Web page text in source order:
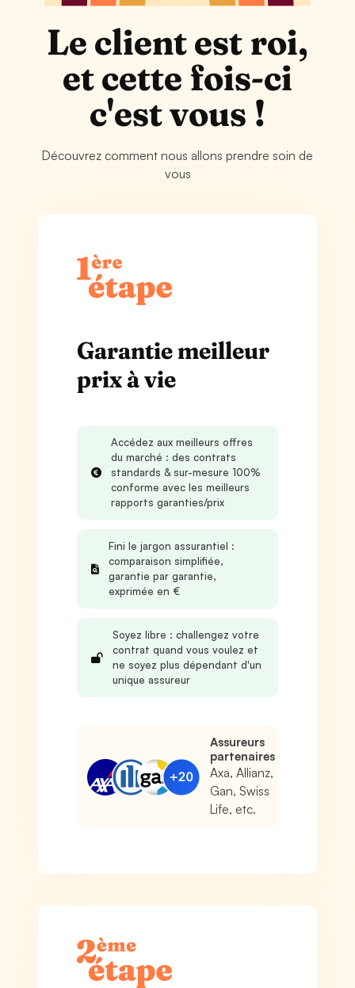
Le client est roi,
et cette fois-ci
c'est vous !
Découvrez comment nous allons prendre soin de
vous
Garantie meilleur
prix à vie
Accédez aux meilleurs offres
du marché : des contrats
standards & sur-mesure 100%
conforme avec les meilleurs
rapports garanties/prix
Fini le jargon assurantiel :
comparaison simplifiée,
garantie par garantie,
exprimée en €
Soyez libre : challengez votre
contrat quand vous voulez et
ne soyez plus dépendant d'un
unique assureur
Assureurs
partenaires
Axa, Allianz,
Gan, Swiss
Life, etc.